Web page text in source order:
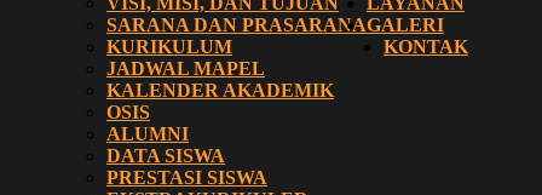
SARANA DAN PRASARANA
KURIKULUM
JADWAL MAPEL
KALENDER AKADEMIK
OSIS
ALUMNI
DATA SISWA
PRESTASI SISWA
GALERI
KONTAK